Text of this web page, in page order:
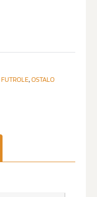
FUTROLE,OSTALO